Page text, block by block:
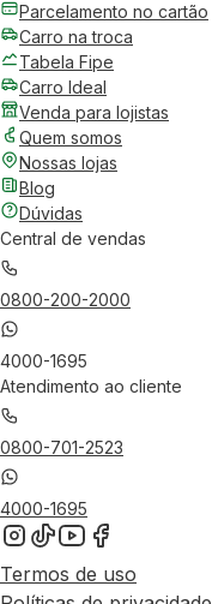
Parcelamento no cartão
Carro na troca
Tabela Fipe
Carro Ideal
Venda para lojistas
Quem somos
Nossas lojas
Blog
Dúvidas
Central de vendas
0800-200-2000
4000-1695
Atendimento ao cliente
0800-701-2523
4000-1695
Termos de uso